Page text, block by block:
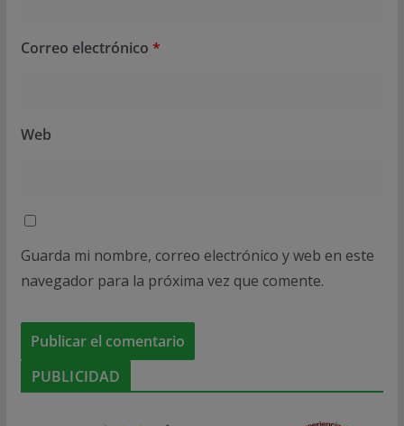
Correo electrónico *
Web
Guarda mi nombre, correo electrónico y web en este
navegador para la próxima vez que comente.
PUBLICIDAD